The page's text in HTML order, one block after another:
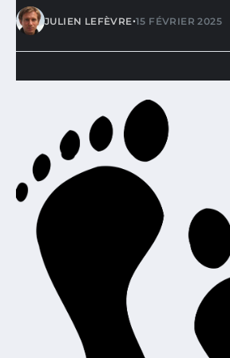
JULIEN LEFÈVRE•15 FÉVRIER 2025